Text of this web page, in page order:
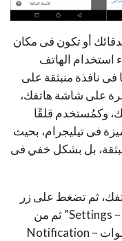
أو تكون فى مكان
استخدام الهاتف
نافذة منبثقة على
على شاشة هاتفك،
وكمُستخدم قلقًا
فى تيليجرام، بحيث
بل بشكل خفي فى
ثم تضغط على زر
القائمة أعلى اليسار وتختار “الإعدادات – Settings” ثم من
هناك انتقل إلى قسم “الإشعارات والأصوات – Notification